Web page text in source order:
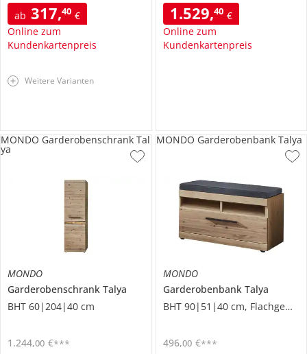
ab 317,40 €
Online zum
Kundenkartenpreis
Weitere Varianten
1.529,40 €
Online zum
Kundenkartenpreis
MONDO
Garderobenschrank Talya
BHT 60|204|40 cm
1.244,00 €***
MONDO Garderobenschrank Tal
ya
MONDO
Garderobenbank Talya
BHT 90|51|40 cm, Flachgewebe
496,00 €***
MONDO Garderobenbank Talya